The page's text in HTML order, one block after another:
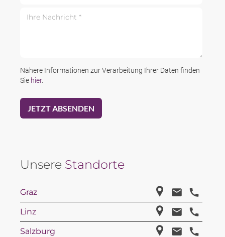
Nähere Informationen zur Verarbeitung Ihrer Daten finden
Sie hier.
Unsere Standorte
Graz
Linz
Salzburg